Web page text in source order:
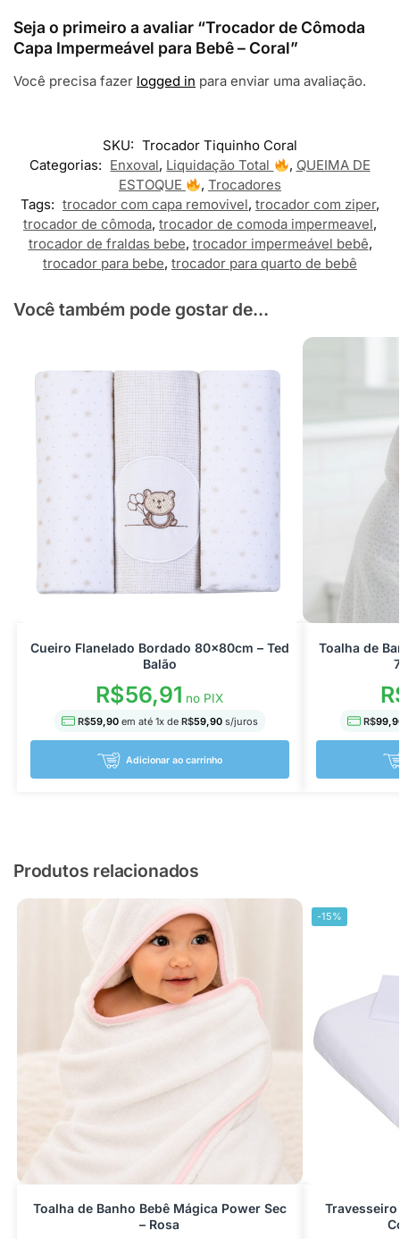
Seja o primeiro a avaliar “Trocador de Cômoda
Capa Impermeável para Bebê – Coral”
Você precisa fazer logged in para enviar uma avaliação.
SKU: Trocador Tiquinho Coral
Categorias: Enxoval, Liquidação Total , QUEIMA DE
ESTOQUE
,Trocadores
Tags: trocador com capa removivel, trocador com ziper,
trocador de cômoda, trocador de comoda impermeavel,
trocador de fraldas bebe, trocador impermeável bebê,
trocador para bebe, trocador para quarto de bebê
Você também pode gostar de...
Cueiro Flanelado Bordado 80x80cm – Ted
Balão
R$56,91 no PIX
R$59,90 em até 1x de R$59,90s/juros
Adicionar ao carrinho
Toalha de
R$
Produtos relacionados
Toalha de Banho Bebê Mágica Power Sec
– Rosa
-15%